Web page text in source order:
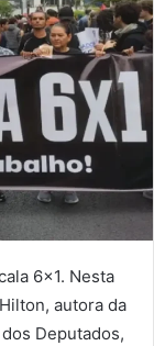
6×1. Nesta
autora da
Deputados,